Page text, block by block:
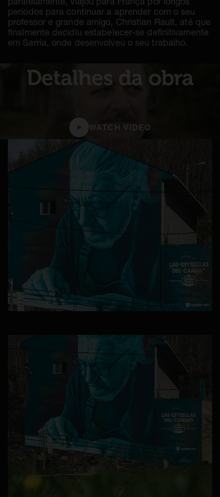
períodos para continuar a aprender com o seu
professor e grande amigo, Christian Rault, até que
finalmente decidiu estabelecer-se definitivamente
em Sarria, onde desenvolveu o seu trabalho.
Detalhes da obra
WATCH VIDEO